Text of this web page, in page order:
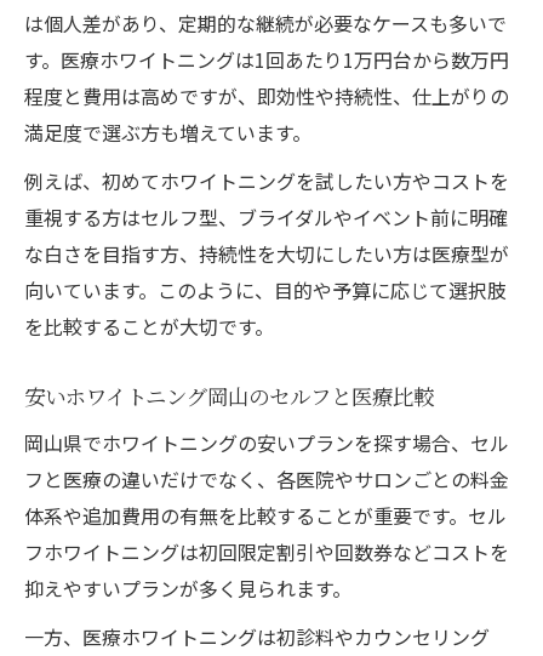
は個人差があり、定期的な継続が必要なケースも多いで
す。医療ホワイトニングは1回あたり1万円台から数万円
程度と費用は高めですが、即効性や持続性、仕上がりの
満足度で選ぶ方も増えています。
例えば、初めてホワイトニングを試したい方やコストを
重視する方はセルフ型、ブライダルやイベント前に明確
な白さを目指す方、持続性を大切にしたい方は医療型が
向いています。このように、目的や予算に応じて選択肢
を比較することが大切です。
安いホワイトニング岡山のセルフと医療比較
岡山県でホワイトニングの安いプランを探す場合、セル
フと医療の違いだけでなく、各医院やサロンごとの料金
体系や追加費用の有無を比較することが重要です。セル
フホワイトニングは初回限定割引や回数券などコストを
抑えやすいプランが多く見られます。
一方、医療ホワイトニングは初診料やカウンセリング